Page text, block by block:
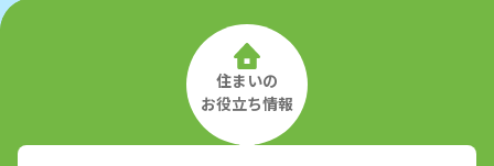
住まいの
お役立ち情報